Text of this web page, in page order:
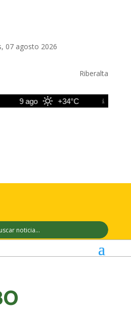
07 agosto 2026
Riberalta
9 ago +34°C 10 ago